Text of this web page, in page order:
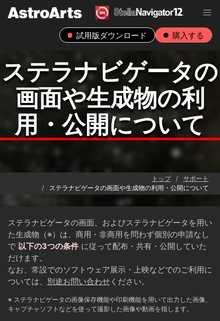
試用版ダウンロード 購入する
ステラナビゲータの
画面や生成物の利
用・公開について
トップ
サポート
ステラナビゲータの画面や生成物の利用・公開について
ステラナビゲータの画面、およびステラナビゲータを用い
た生成物（※）は、商用・非商用を問わず個別の申請なし
で 以下の3つの条件に従って配布・共有・公開していた
だけます。
なお、常設でのソフトウェア展示・上映などでのご利用に
ついては、 別途お問い合わせ ください。
※ ステラナビゲータの画像保存機能や印刷機能を用いて出力した画像、
キャプチャソフトなどを使って撮影した画像や動画を指します。